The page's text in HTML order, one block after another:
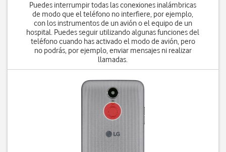
Puedes interrumpir todas las conexiones inalámbricas
de modo que el teléfono no interfiere, por ejemplo,
con los instrumentos de un avión o el equipo de un
hospital. Puedes seguir utilizando algunas funciones del
teléfono cuando has activado el modo de avión, pero
no podrás, por ejemplo, enviar mensajes ni realizar
llamadas.